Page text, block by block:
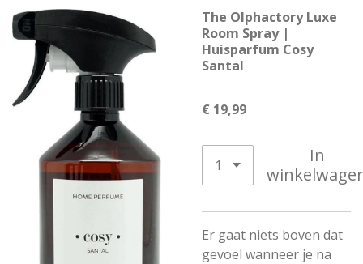
The Olphactory Luxe
Room Spray |
Huisparfum Cosy
Santal
€ 19,99
In
Er gaat niets boven dat
gevoel wanneer je na